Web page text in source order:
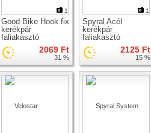
1
Good Bike Hook fix
kerékpár
faliakasztó
2069 Ft
31 %
1
Spyral Acél
kerékpár
faliakasztó
2125 Ft
15 %